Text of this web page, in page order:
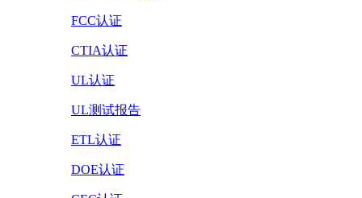
FCC认证
CTIA认证
UL认证
UL测试报告
ETL认证
DOE认证